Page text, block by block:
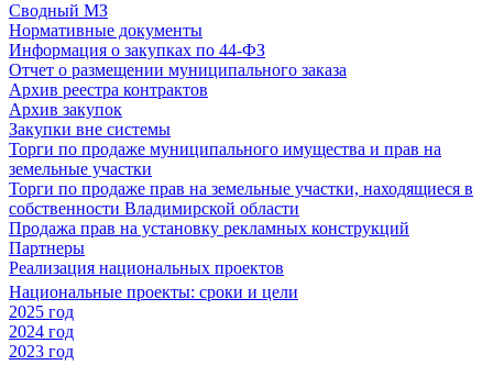
Сводный МЗ
Нормативные документы
Информация о закупках по 44-ФЗ
Отчет о размещении муниципального заказа
Архив реестра контрактов
Архив закупок
Закупки вне системы
Торги по продаже муниципального имущества и прав на
земельные участки
Торги по продаже прав на земельные участки, находящиеся в
собственности Владимирской области
Продажа прав на установку рекламных конструкций
Партнеры
Реализация национальных проектов
Национальные проекты: сроки и цели
2025 год
2024 год
2023 год